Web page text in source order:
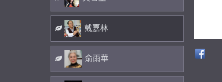
戴嘉林
俞雨華